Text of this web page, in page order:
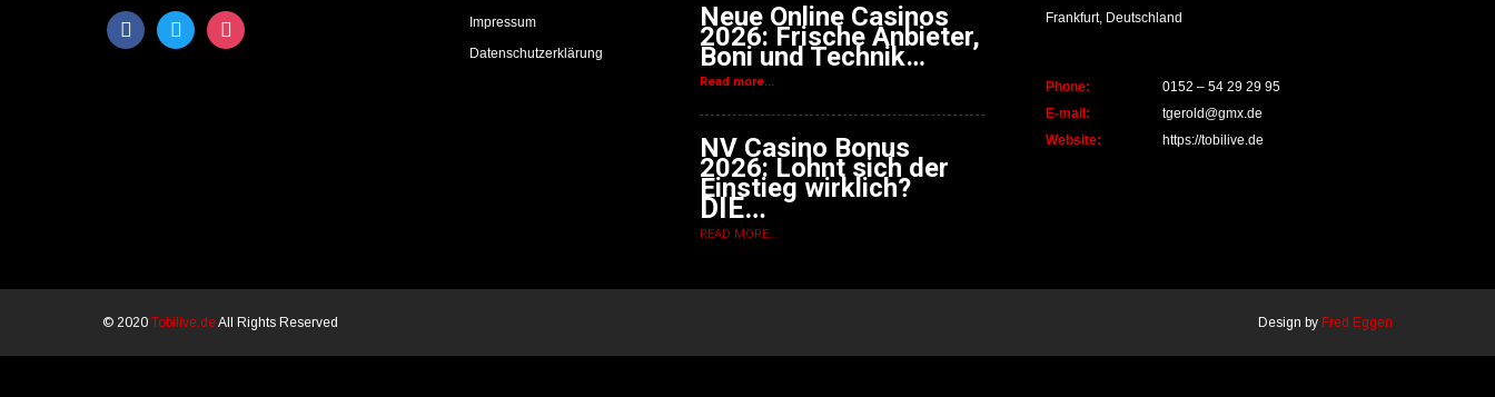
facebooktwitter instagram
Impressum
Datenschutzerklärung
Neue Online Casinos
2026: Frische Anbieter,
Boni und Technik…
Read more...
NV Casino Bonus
2026: Lohnt sich der
Einstieg wirklich?
DIE…
READ MORE...
Frankfurt, Deutschland
Phone:
0152 – 54 29 29 95
E-mail:
tgerold@gmx.de
Website:
https://tobilive.de
© 2020 Tobilive.deAll Rights Reserved Design by Fred Eggen